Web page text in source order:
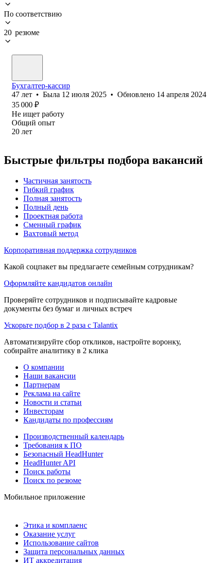
По соответствию
20 резюме
Бухгалтер-кассир
47 лет • Была 12 июля 2025 • Обновлено 14 апреля 2024
35 000 ₽
Не ищет работу
Общий опыт
20 лет
Быстрые фильтры подбора вакансий
Частичная занятость
Гибкий график
Полная занятость
Полный день
Проектная работа
Сменный график
Вахтовый метод
Корпоративная поддержка сотрудников
Какой соцпакет вы предлагаете семейным сотрудникам?
Оформляйте кандидатов онлайн
Проверяйте сотрудников и подписывайте кадровые
документы без бумаг и личных встреч
Ускорьте подбор в 2 раза с Talantix
Автоматизируйте сбор откликов, настройте воронку,
собирайте аналитику в 2 клика
О компании
Наши вакансии
Партнерам
Реклама на сайте
Новости и статьи
Инвесторам
Кандидаты по профессиям
Производственный календарь
Требования к ПО
Безопасный HeadHunter
HeadHunter API
Поиск работы
Поиск по резюме
Мобильное приложение
Этика и комплаенс
Оказание услуг
Использование сайтов
Защита персональных данных
ИТ аккредитация